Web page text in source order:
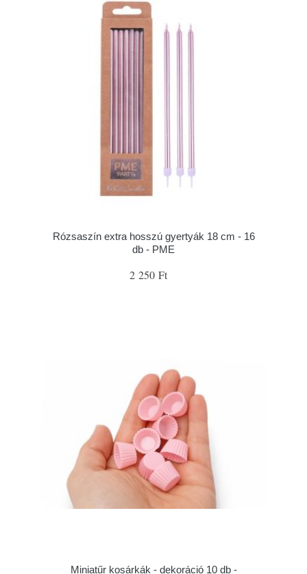
Rózsaszín extra hosszú gyertyák 18 cm - 16
db - PME
2 250 Ft
Miniatűr kosárkák - dekoráció 10 db -